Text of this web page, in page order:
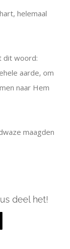
helemaal
dit woord:
aarde, om
naar Hem
maagden
deel het!